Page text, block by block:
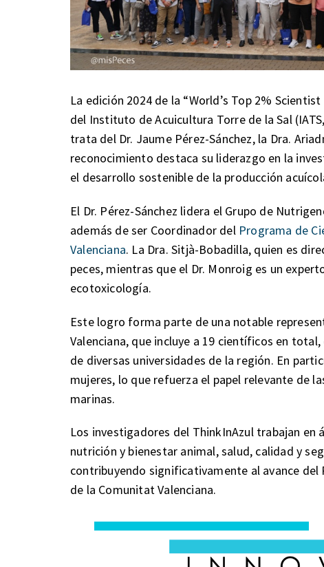
La edición 2024 de la “World’s Top 2%
del Instituto de Acuicultura Torre de la Sal
trata del Dr. Jaume Pérez-Sánchez, la Dra.
reconocimiento destaca su liderazgo en la
el desarrollo sostenible de la producción
El Dr. Pérez-Sánchez lidera el Grupo de
además de ser Coordinador del Programa de
Valenciana. La Dra. Sitjà-Bobadilla, quien es
peces, mientras que el Dr. Monroig es un
ecotoxicología.
Este logro forma parte de una notable
Valenciana, que incluye a 19 científicos en
de diversas universidades de la región. En
mujeres, lo que refuerza el papel relevante de
marinas.
Los investigadores del ThinkInAzul trabajan
nutrición y bienestar animal, salud, calidad y
contribuyendo significativamente al avance del
de la Comunitat Valenciana.